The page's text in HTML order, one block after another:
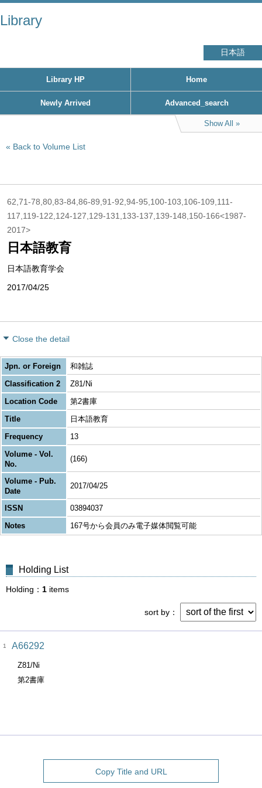
Library
日本語
Library HP Home
Newly Arrived Advanced_search
Show All
Back to Volume List
62,71-78,80,83-84,86-89,91-92,94-95,100-103,106-109,111-
117,119-122,124-127,129-131,133-137,139-148,150-166<1987-
2017>
日本語教育
日本語教育学会
2017/04/25
Close the detail
Jpn. or Foreign
和雑誌
Classification 2
Z81/Ni
Location Code
第2書庫
Title
日本語教育
Frequency
13
Volume - Vol.
No.
(166)
Volume - Pub.
Date
2017/04/25
ISSN
03894037
Notes
167号から会員のみ電子媒体閲覧可能
Holding List
Holding 1 items
sort by
1 A66292
Z81/Ni
第2書庫
Copy Title and URL